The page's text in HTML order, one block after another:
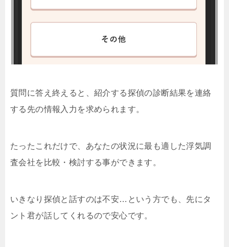
質問に答え終えると、紹介する探偵の診断結果を連絡
する先の情報入力を求められます。
たったこれだけで、あなたの状況に最も適した浮気調
査会社を比較・検討する事ができます。
いきなり探偵と話すのは不安…という方でも、先にタ
ント君が話してくれるので安心です。